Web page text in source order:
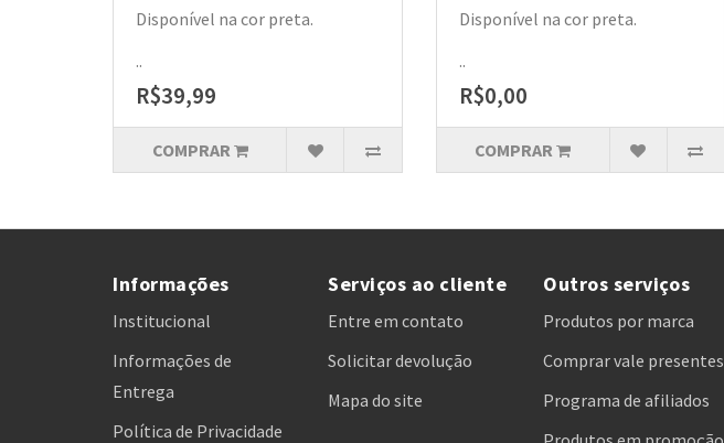
Disponível na cor preta.
..
R$39,99
COMPRAR
Disponível na cor preta.
..
R$0,00
COMPRAR
Informações
Institucional
Informações de
Entrega
Política de Privacidade
Serviços ao cliente
Entre em contato
Solicitar devolução
Mapa do site
Outros serviços
Produtos por marca
Comprar vale presentes
Programa de afiliados